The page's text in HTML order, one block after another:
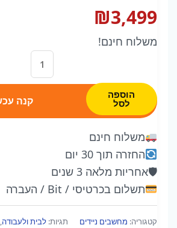
₪3,499
משלוח חינם!
כמות
של
Slim
5825U
|
הוספה
לסל קנה
משלוח חינם
החזרה תוך 30 יום
🛡אחריות מלאה 3 שנים
תשלום בכרטיסי / Bit / העברה
קטגוריה: מחשבים ניידים תגיות: לבית ולעבודה,